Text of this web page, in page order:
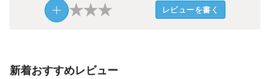
★★★ レビューを書く
新着おすすめレビュー